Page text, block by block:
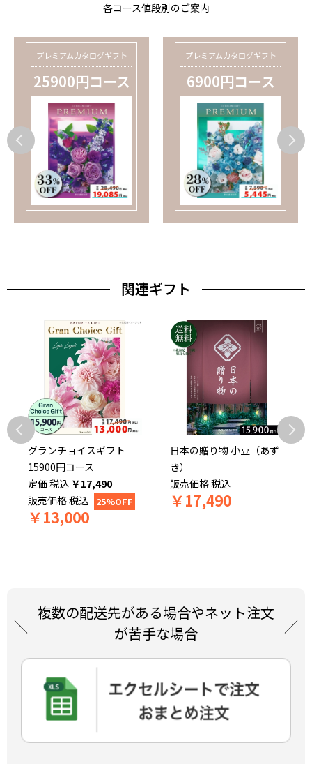
各コース値段別のご案内
プレミアムカタログギフト
25900円コース
プレミアムカタログギフト
6900円コース
関連ギフト
グランチョイスギフト
15900円コース
税込 ￥17,490
販売価格税込
￥13,000
25%OFF
日本の贈り物 小豆（あず
き）
販売価格税込
￥17,490
複数の配送先がある場合やネット注文
が苦手な場合